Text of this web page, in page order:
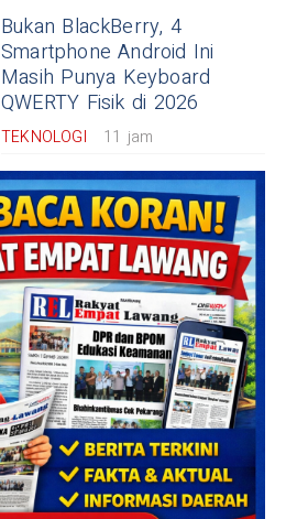
Bukan BlackBerry, 4
Smartphone Android Ini
Masih Punya Keyboard
QWERTY Fisik di 2026
TEKNOLOGI 11 jam